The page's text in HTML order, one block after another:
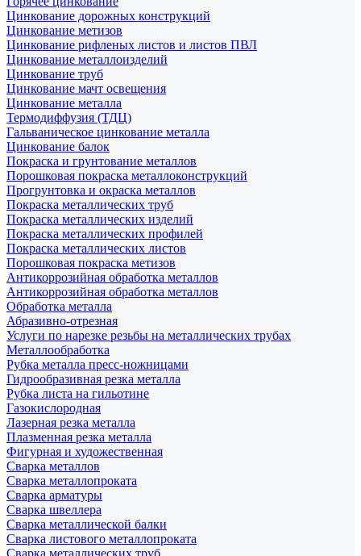
Цинкование дорожных конструкций
Цинкование метизов
Цинкование рифленых листов и листов ПВЛ
Цинкование металлоизделий
Цинкование труб
Цинкование мачт освещения
Цинкование металла
Термодиффузия (ТДЦ)
Гальваническое цинкование металла
Цинкование балок
Покраска и грунтование металлов
Порошковая покраска металлоконструкций
Прогрунтовка и окраска металлов
Покраска металлических труб
Покраска металлических изделий
Покраска металлических профилей
Покраска металлических листов
Порошковая покраска метизов
Антикоррозийная обработка металлов
Антикоррозийная обработка металлов
Обработка металла
Абразивно-отрезная
Услуги по нарезке резьбы на металлических трубах
Металлообработка
Рубка металла пресс-ножницами
Гидрообразивная резка металла
Рубка листа на гильотине
Газокислородная
Лазерная резка металла
Плазменная резка металла
Фигурная и художественная
Сварка металлов
Сварка металлопроката
Сварка арматуры
Сварка швеллера
Сварка металлической балки
Сварка листового металлопроката
Сварка металлических труб